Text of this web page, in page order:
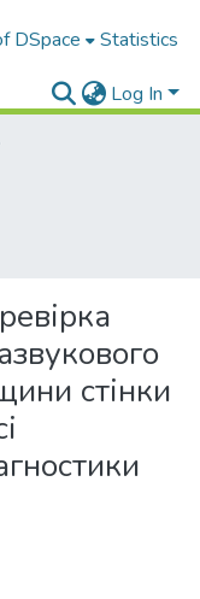
DSpace Statistics
Log In
стінки